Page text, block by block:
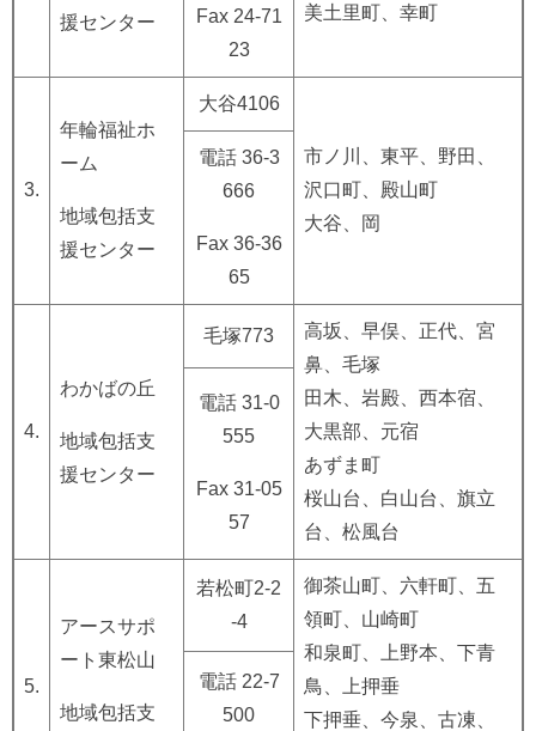
援センター
美土里町、幸町
Fax 24-71
23
3.
年輪福祉ホ
ーム
地域包括支
援センター
大谷4106
市ノ川、東平、野田、
沢口町、殿山町
大谷、岡
電話 36-3
666
Fax 36-36
65
4.
わかばの丘
地域包括支
援センター
毛塚773
高坂、早俣、正代、宮
鼻、毛塚
田木、岩殿、西本宿、
大黒部、元宿
あずま町
桜山台、白山台、旗立
台、松風台
電話 31-0
555
Fax 31-05
57
5.
アースサポ
ート東松山
地域包括支
若松町2-2
-4
御茶山町、六軒町、五
領町、山崎町
和泉町、上野本、下青
鳥、上押垂
下押垂、今泉、古凍、
電話 22-7
500